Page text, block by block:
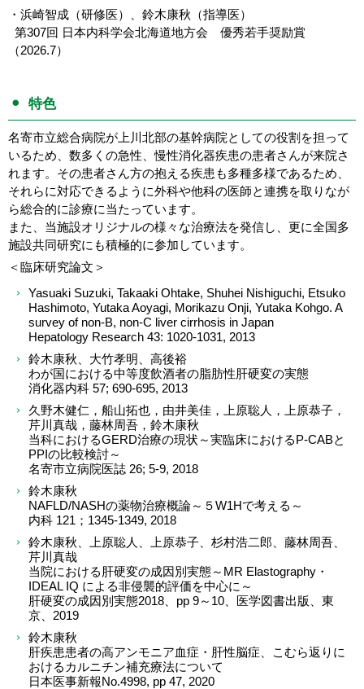
・浜崎智成（研修医）、鈴木康秋（指導医）
第307回 日本内科学会北海道地方会 優秀若手奨励賞
（2026.7）
特色
名寄市立総合病院が上川北部の基幹病院としての役割を担って
いるため、数多くの急性、慢性消化器疾患の患者さんが来院さ
れます。その患者さん方の抱える疾患も多種多様であるため、
それらに対応できるように外科や他科の医師と連携を取りなが
ら総合的に診療に当たっています。
また、当施設オリジナルの様々な治療法を発信し、更に全国多
施設共同研究にも積極的に参加しています。
＜臨床研究論文＞
Yasuaki Suzuki, Takaaki Ohtake, Shuhei Nishiguchi, Etsuko
Hashimoto, Yutaka Aoyagi, Morikazu Onji, Yutaka Kohgo. A
survey of non-B, non-C liver cirrhosis in Japan
Hepatology Research 43: 1020-1031, 2013
鈴木康秋、大竹孝明、高後裕
わが国における中等度飲酒者の脂肪性肝硬変の実態
消化器内科 57; 690-695, 2013
久野木健仁，船山拓也，由井美佳，上原聡人，上原恭子，
芹川真哉，藤林周吾，鈴木康秋
当科におけるGERD治療の現状～実臨床におけるP-CABと
PPIの比較検討～
名寄市立病院医誌 26; 5-9, 2018
鈴木康秋
NAFLD/NASHの薬物治療概論～５W1Hで考える～
内科 121；1345-1349, 2018
鈴木康秋、上原聡人、上原恭子、杉村浩二郎、藤林周吾、
芹川真哉
当院における肝硬変の成因別実態～MR Elastography・
IDEAL IQ による非侵襲的評価を中心に～
肝硬変の成因別実態2018、pp 9～10、医学図書出版、東
京、2019
鈴木康秋
肝疾患患者の高アンモニア血症・肝性脳症、こむら返りに
おけるカルニチン補充療法について
日本医事新報No.4998, pp 47, 2020